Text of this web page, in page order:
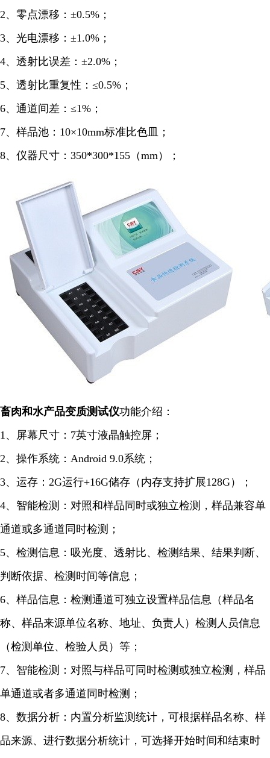
2、零点漂移：±0.5%；
3、光电漂移：±1.0%；
4、透射比误差：±2.0%；
5、透射比重复性：≤0.5%；
6、通道间差：≤1%；
7、样品池：10×10mm标准比色皿；
8、仪器尺寸：350*300*155（mm）；
畜肉和水产品变质测试仪功能介绍：
1、屏幕尺寸：7英寸液晶触控屏；
2、操作系统：Android 9.0系统；
3、运存：2G运行+16G储存（内存支持扩展128G）；
4、智能检测：对照和样品同时或独立检测，样品兼容单
通道或多通道同时检测；
5、检测信息：吸光度、透射比、检测结果、结果判断、
判断依据、检测时间等信息；
6、样品信息：检测通道可独立设置样品信息（样品名
称、样品来源单位名称、地址、负责人）检测人员信息
（检测单位、检验人员）等；
7、智能检测：对照与样品可同时检测或独立检测，样品
单通道或者多通道同时检测；
8、数据分析：内置分析监测统计，可根据样品名称、样
品来源、进行数据分析统计，可选择开始时间和结束时